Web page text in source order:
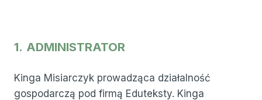
1. ADMINISTRATOR
Kinga Misiarczyk prowadząca działalność
gospodarczą pod firmą Eduteksty. Kinga